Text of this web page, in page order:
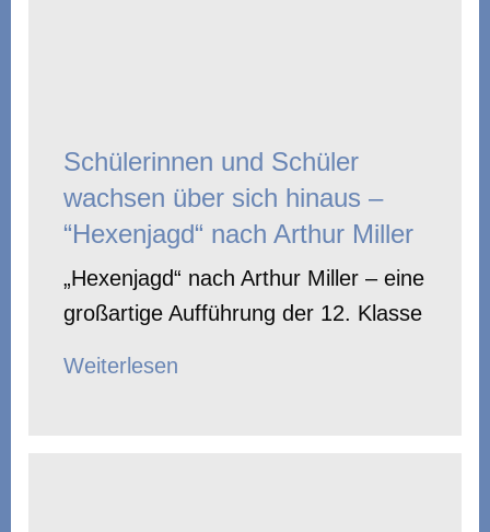
Schülerinnen und Schüler
wachsen über sich hinaus –
“Hexenjagd“ nach Arthur Miller
„Hexenjagd“ nach Arthur Miller – eine
großartige Aufführung der 12. Klasse
Weiterlesen